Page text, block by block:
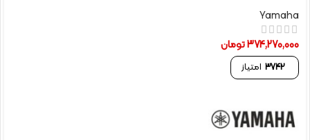
Yamaha
374,270,000تومان
3742 امتیاز